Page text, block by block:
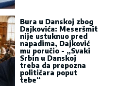
Bura u Danskoj zbog
Dajkovića: Meseršmit
nije ustuknuo pred
napadima, Dajković
mu poručio - „Svaki
Srbin u Danskoj
treba da prepozna
političara poput
tebe“